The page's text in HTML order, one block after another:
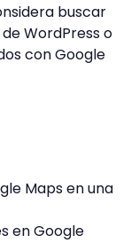
buscar
WordPress o
con Google
Maps en una
en Google